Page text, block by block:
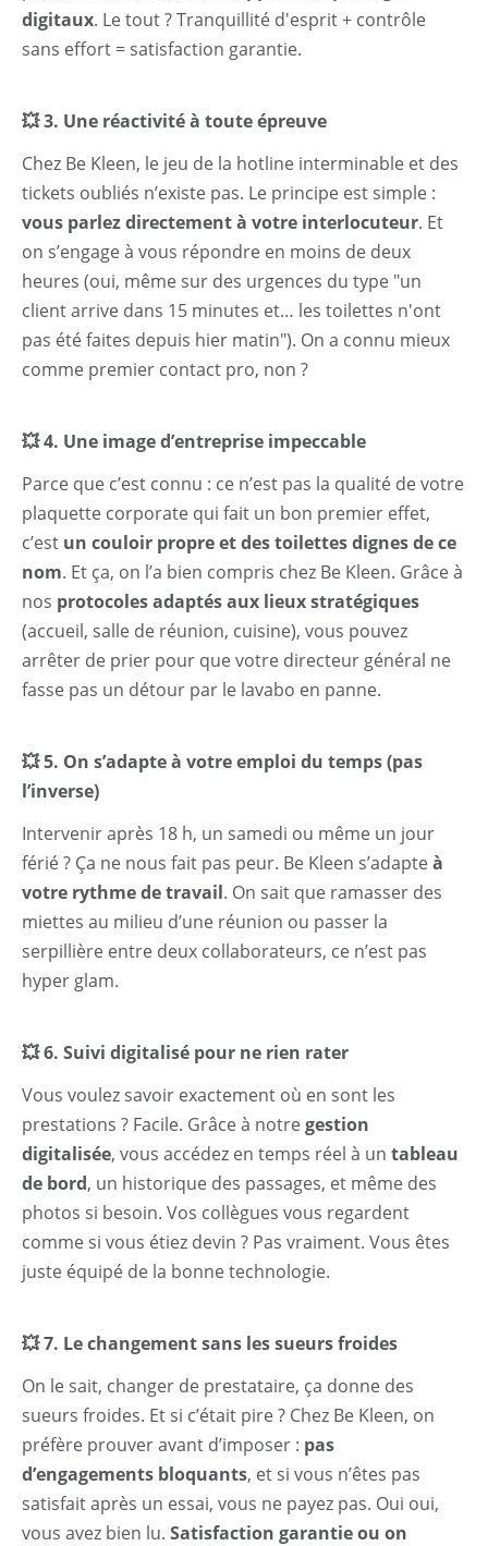
digitaux. Le tout ? Tranquillité d'esprit + contrôle
sans effort = satisfaction garantie.
💥 3. Une réactivité à toute épreuve
Chez Be Kleen, le jeu de la hotline interminable et des
tickets oubliés n’existe pas. Le principe est simple :
vous parlez directement à votre interlocuteur. Et
on s’engage à vous répondre en moins de deux
heures (oui, même sur des urgences du type "un
client arrive dans 15 minutes et… les toilettes n'ont
pas été faites depuis hier matin"). On a connu mieux
comme premier contact pro, non ?
💥 4. Une image d’entreprise impeccable
Parce que c’est connu : ce n’est pas la qualité de votre
plaquette corporate qui fait un bon premier effet,
c’est un couloir propre et des toilettes dignes de ce
nom. Et ça, on l’a bien compris chez Be Kleen. Grâce à
nos protocoles adaptés aux lieux stratégiques
(accueil, salle de réunion, cuisine), vous pouvez
arrêter de prier pour que votre directeur général ne
fasse pas un détour par le lavabo en panne.
💥 5. On s’adapte à votre emploi du temps (pas
l’inverse)
Intervenir après 18 h, un samedi ou même un jour
férié ? Ça ne nous fait pas peur. Be Kleen s’adapte à
votre rythme de travail. On sait que ramasser des
miettes au milieu d’une réunion ou passer la
serpillière entre deux collaborateurs, ce n’est pas
hyper glam.
💥 6. Suivi digitalisé pour ne rien rater
Vous voulez savoir exactement où en sont les
prestations ? Facile. Grâce à notre gestion
digitalisée, vous accédez en temps réel à un tableau
de bord, un historique des passages, et même des
photos si besoin. Vos collègues vous regardent
comme si vous étiez devin ? Pas vraiment. Vous êtes
juste équipé de la bonne technologie.
💥 7. Le changement sans les sueurs froides
On le sait, changer de prestataire, ça donne des
sueurs froides. Et si c’était pire ? Chez Be Kleen, on
préfère prouver avant d’imposer : pas
d’engagements bloquants, et si vous n’êtes pas
satisfait après un essai, vous ne payez pas. Oui oui,
vous avez bien lu. Satisfaction garantie ou on